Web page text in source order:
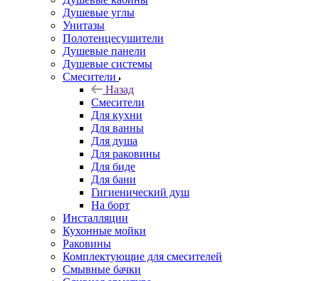
Душевые углы
Унитазы
Полотенцесушители
Душевые панели
Душевые системы
Смесители
Назад
Смесители
Для кухни
Для ванны
Для душа
Для раковины
Для биде
Для бани
Гигиенический душ
На борт
Инсталляции
Кухонные мойки
Раковины
Комплектующие для смесителей
Смывные бачки